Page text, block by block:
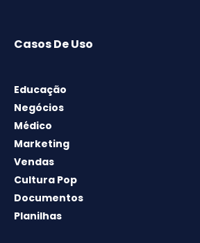
Casos De Uso
Educação
Negócios
Médico
Marketing
Vendas
Cultura Pop
Documentos
Planilhas